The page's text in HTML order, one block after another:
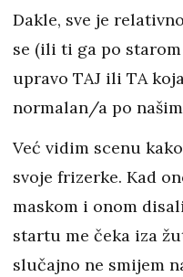
Dakle, sve je
se (ili ti ga po
upravo TAJ ili TA
normalan/a po
Već vidim scenu
svoje frizerke. Kad
maskom i onom
startu me čeka iza
slučajno ne smijem